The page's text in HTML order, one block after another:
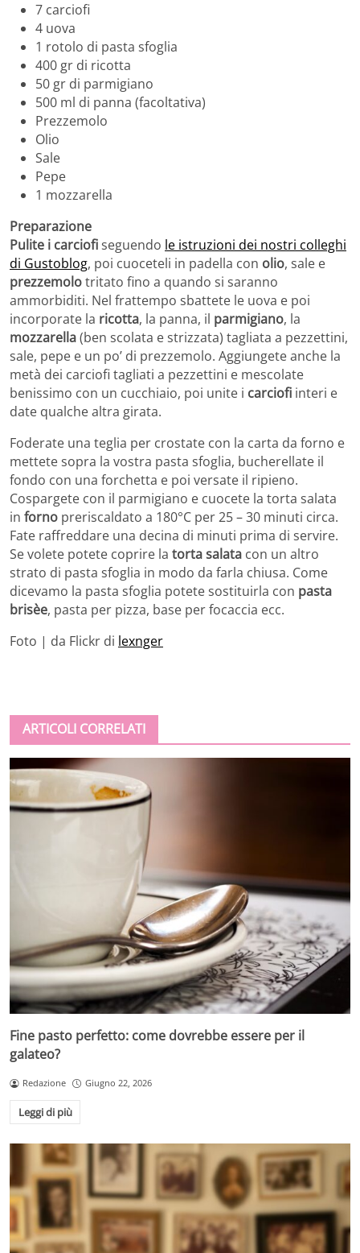
7 carciofi
4 uova
1 rotolo di pasta sfoglia
400 gr di ricotta
50 gr di parmigiano
500 ml di panna (facoltativa)
Prezzemolo
Olio
Sale
Pepe
1 mozzarella
Preparazione
Pulite i carciofiseguendo le istruzioni dei nostri colleghi
di Gustoblog, poi cuoceteli in padella con olio, sale e
prezzemolotritato fino a quando si saranno
ammorbiditi. Nel frattempo sbattete le uova e poi
incorporate la ricotta, la panna, il parmigiano, la
mozzarella(ben scolata e strizzata) tagliata a pezzettini,
sale, pepe e un po’ di prezzemolo. Aggiungete anche la
metà dei carciofi tagliati a pezzettini e mescolate
benissimo con un cucchiaio, poi unite i carciofi interi e
date qualche altra girata.
Foderate una teglia per crostate con la carta da forno e
mettete sopra la vostra pasta sfoglia, bucherellate il
fondo con una forchetta e poi versate il ripieno.
Cospargete con il parmigiano e cuocete la torta salata
in forno preriscaldato a 180°C per 25 – 30 minuti circa.
Fate raffreddare una decina di minuti prima di servire.
Se volete potete coprire la torta salata con un altro
strato di pasta sfoglia in modo da farla chiusa. Come
dicevamo la pasta sfoglia potete sostituirla con pasta
brisèe, pasta per pizza, base per focaccia ecc.
Foto | da Flickr di lexnger
ARTICOLI CORRELATI
Fine pasto perfetto: come dovrebbe essere per il
galateo?
Redazione Giugno 22, 2026
Leggi di più